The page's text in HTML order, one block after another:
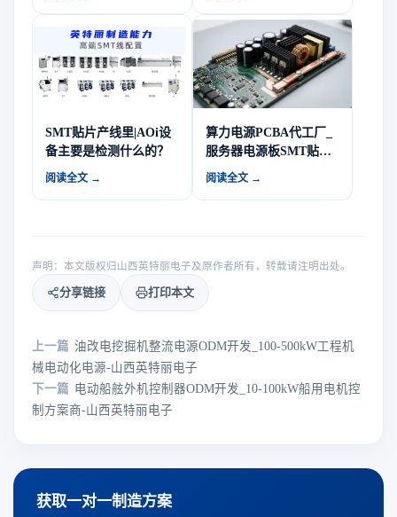
SMT贴片产线里|AOi设
备主要是检测什么的？
阅读全文 →
算力电源PCBA代工厂_
服务器电源板SMT贴片
承接-山西英特丽
阅读全文 →
声明：本文版权归山西英特丽电子及原作者所有，转载请注明出处。
分享链接 打印本文
上一篇 油改电挖掘机整流电源ODM开发_100-500kW工程机
械电动化电源-山西英特丽电子
下一篇 电动船舷外机控制器ODM开发_10-100kW船用电机控
制方案商-山西英特丽电子
获取一对一制造方案